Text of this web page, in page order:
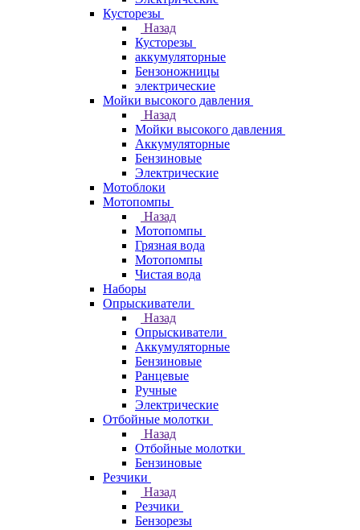
Кусторезы
Назад
Кусторезы
аккумуляторные
Бензоножницы
электрические
Мойки высокого давления
Назад
Мойки высокого давления
Аккумуляторные
Бензиновые
Электрические
Мотоблоки
Мотопомпы
Назад
Мотопомпы
Грязная вода
Мотопомпы
Чистая вода
Наборы
Опрыскиватели
Назад
Опрыскиватели
Аккумуляторные
Бензиновые
Ранцевые
Ручные
Электрические
Отбойные молотки
Назад
Отбойные молотки
Бензиновые
Резчики
Назад
Резчики
Бензорезы